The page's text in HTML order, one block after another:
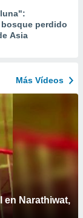
perdido
Asia
Más Vídeos
en Narathiwat,